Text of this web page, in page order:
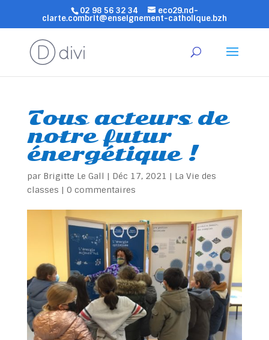
02 98 56 32 34 eco29.nd-
clarte.combrit@enseignement-catholique.bzh
Tous acteurs de
notre futur
énergétique !
par Brigitte Le Gall | Déc 17, 2021 | La Vie des
classes | 0 commentaires